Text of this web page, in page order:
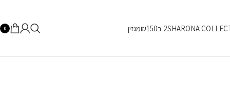
SHARONA2 ב₪150 מגזין 0